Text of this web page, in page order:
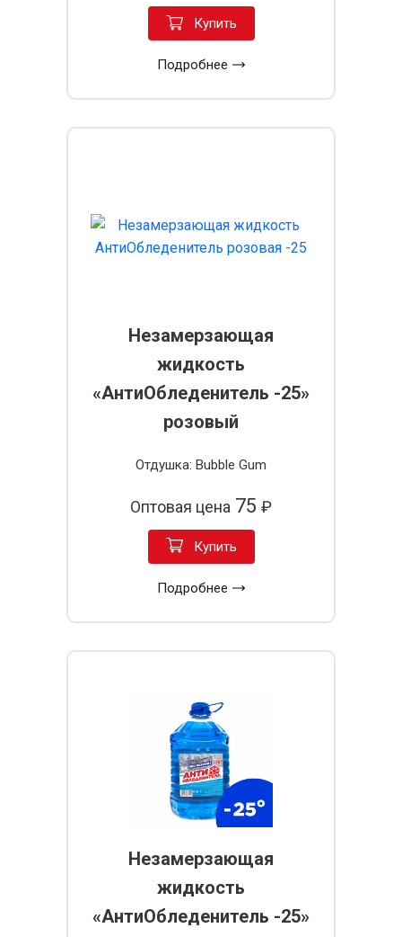
Купить
Подробнее
Незамерзающая
жидкость
«АнтиОбледенитель -25»
розовый
Отдушка: Bubble Gum
Оптовая цена 75 ₽
Купить
Подробнее
Незамерзающая
жидкость
«АнтиОбледенитель -25»